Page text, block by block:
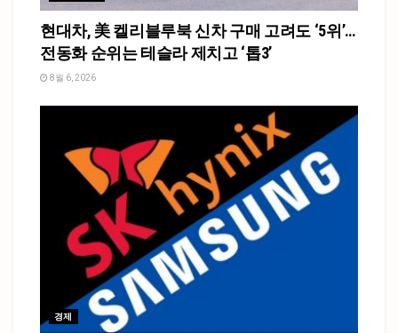
현대차, 美 켈리블루북 신차 구매 고려도 ‘5위’…
전동화 순위는 테슬라 제치고 ‘톱3’
8월 6, 2026
경제